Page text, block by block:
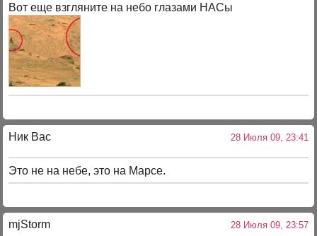
Вот еще взгляните на небо глазами НАСы
Ник Вас 28 Июля 09, 23:41
Это не на небе, это на Марсе.
mjStоrm 28 Июля 09, 23:57